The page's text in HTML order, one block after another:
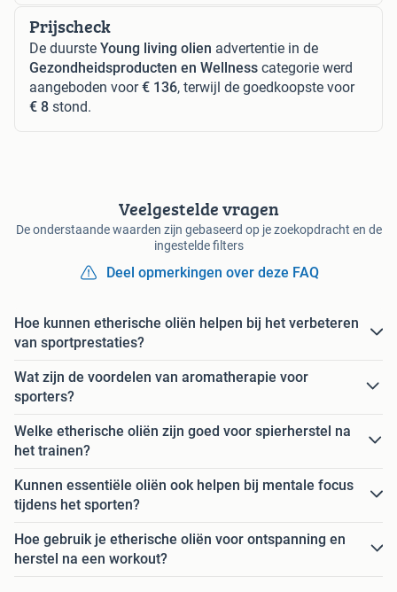
Prijscheck
De duurste Young living olien advertentie in de
Gezondheidsproducten en Wellness categorie werd
aangeboden voor€ 136, terwijl de goedkoopste voor
€ 8 stond.
Veelgestelde vragen
De onderstaande waarden zijn gebaseerd op je zoekopdracht en de
ingestelde filters
Deel opmerkingen over deze FAQ
Hoe kunnen etherische oliën helpen bij het verbeteren
van sportprestaties?
Wat zijn de voordelen van aromatherapie voor
sporters?
Welke etherische oliën zijn goed voor spierherstel na
het trainen?
Kunnen essentiële oliën ook helpen bij mentale focus
tijdens het sporten?
Hoe gebruik je etherische oliën voor ontspanning en
herstel na een workout?